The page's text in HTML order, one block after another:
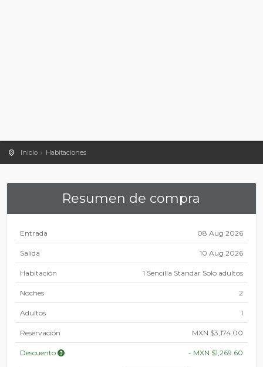
Inicio Habitaciones
Resumen de compra
Entrada 08 Aug 2026
Salida 10 Aug 2026
Habitación 1 Sencilla Standar Solo adultos
Noches 2
Adultos 1
Reservación MXN $3,174.00
Descuento - MXN $1,269.60